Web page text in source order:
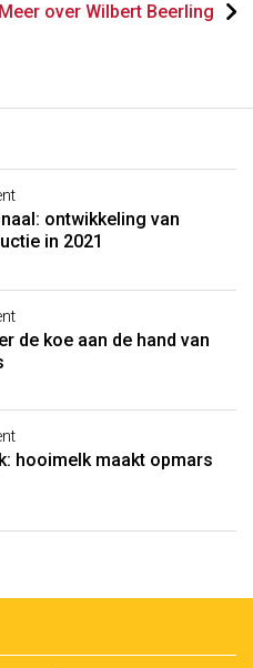
Meer over Wilbert Beerling
ontwikkeling van
in 2021
de koe aan de hand van
hooimelk maakt opmars